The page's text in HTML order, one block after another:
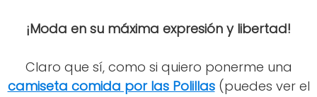
¡Moda en su máxima expresión y libertad!
Claro que sí, como si quiero ponerme una
camiseta comida por las Polillas(puedes ver el